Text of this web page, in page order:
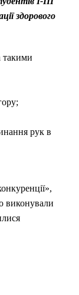
здорового
такими
рук в
виконували